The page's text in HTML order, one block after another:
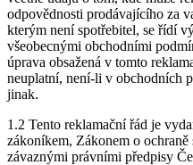
odpovědnosti prodávajícího za
kterým není spotřebitel, se řídí
všeobecnými obchodními
úprava obsažená v tomto
neuplatní, není-li v obchodních
jinak.
1.2 Tento reklamační řád je
zákoníkem, Zákonem o ochraně
závaznými právními předpisy